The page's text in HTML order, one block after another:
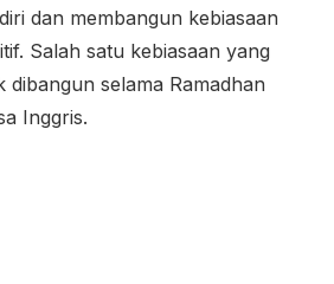
dan membangun kebiasaan
Salah satu kebiasaan yang
selama Ramadhan
Inggris.